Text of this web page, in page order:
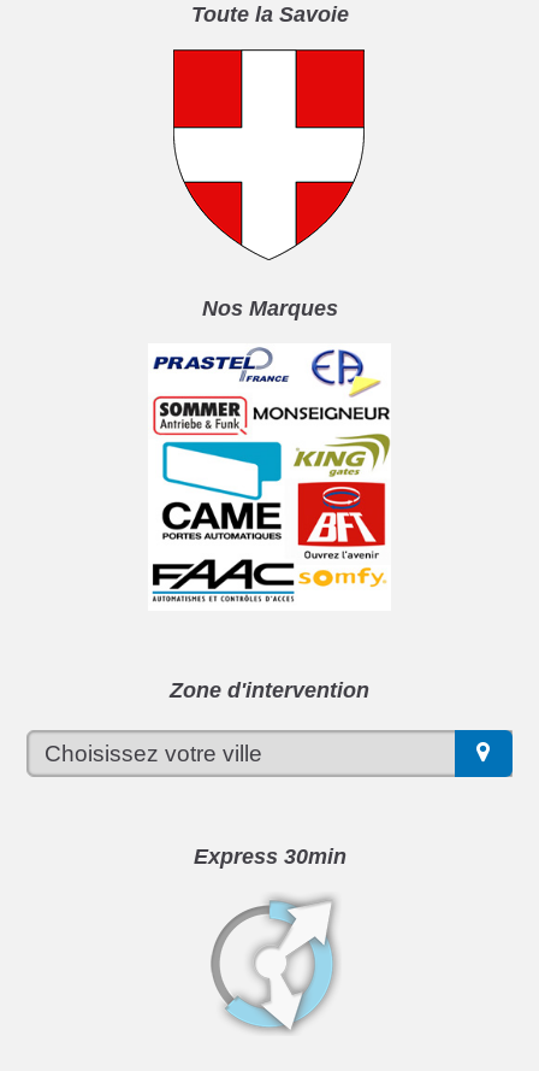
Toute la Savoie
Nos Marques
Zone d'intervention
Express 30min